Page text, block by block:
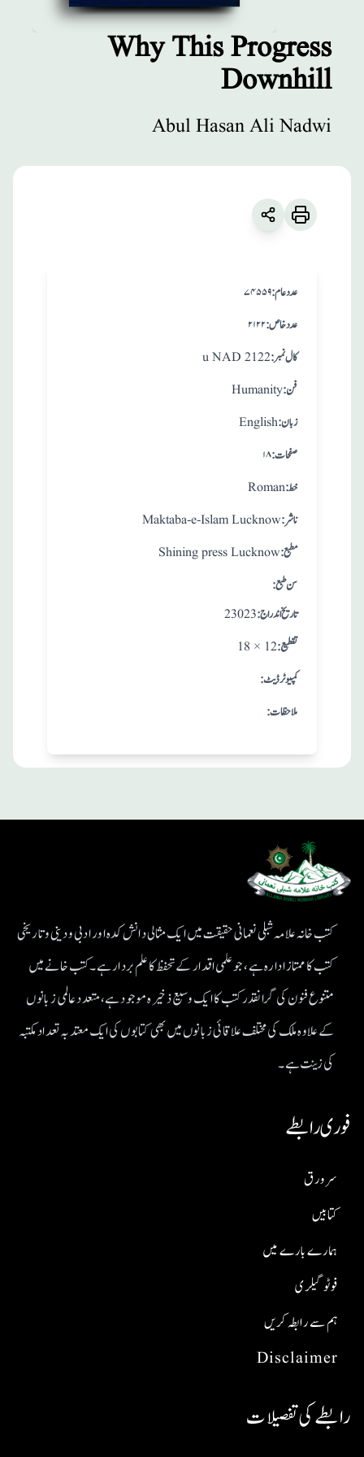
Progress
Downhill
Why This Progress
Downhill
Abul Hasan Ali Nadwi
۷۴۵۵۹:عدد عام
۲۱۲۲:عدد خاص
u NAD 2122:کال نمبر
Humanity :فن
English:زبان
۱۸:صفحات
Roman:خط
Maktaba-e-Islam Lucknow :ناشر
Shining press Lucknow :مطبع
: سن طبع
23023 : تاريخ اندراج
18 × 12 :تقطيع
:کمپیوٹر ڈیٹ
:ملاحظات
کتب خانہ علامہ شبلی نعمانی حقیقت میں ایک مثالی دانش کدہ اور ادبی ودینی و تاریخی
کتب کا ممتاز ادارہ ہے، جو علمی اقدار کے تحفظ کا علم بردار ہے۔کتب خانے میں
متنوع فنون کی گرانقدر کتب کا ایک وسیع ذخیرہ موجود ہے، متعدد عالمی زبانوں
کے علاوہ ملک کی مختلف علاقائی زبانوں میں بھی کتابوں کی ایک معتد بہ تعداد مکتبہ
کی زینت ہے۔
فوری رابطے
Disclaimer
ہم سے رابطہ کریں
فوٹو گیلری
ہمارے بارے میں
کتابیں
سر ورق
رابطے کی تفصیلات